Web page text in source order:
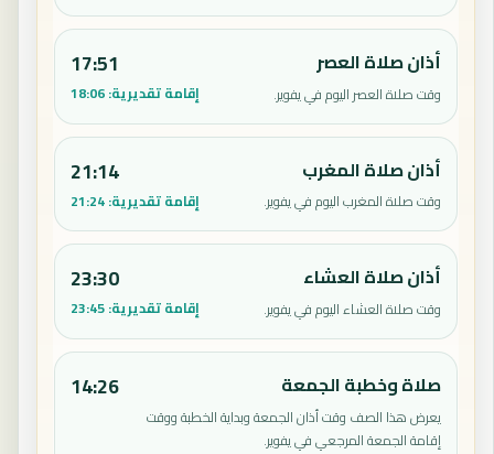
أذان صلاة العصر
وقت صلاة العصر اليوم في يفوير.
17:51
إقامة تقديرية:18:06
أذان صلاة المغرب
وقت صلاة المغرب اليوم في يفوير.
21:14
إقامة تقديرية:21:24
أذان صلاة العشاء
وقت صلاة العشاء اليوم في يفوير.
23:30
إقامة تقديرية:23:45
صلاة وخطبة الجمعة
يعرض هذا الصف وقت أذان الجمعة وبداية الخطبة ووقت
إقامة الجمعة المرجعي في يفوير.
14:26